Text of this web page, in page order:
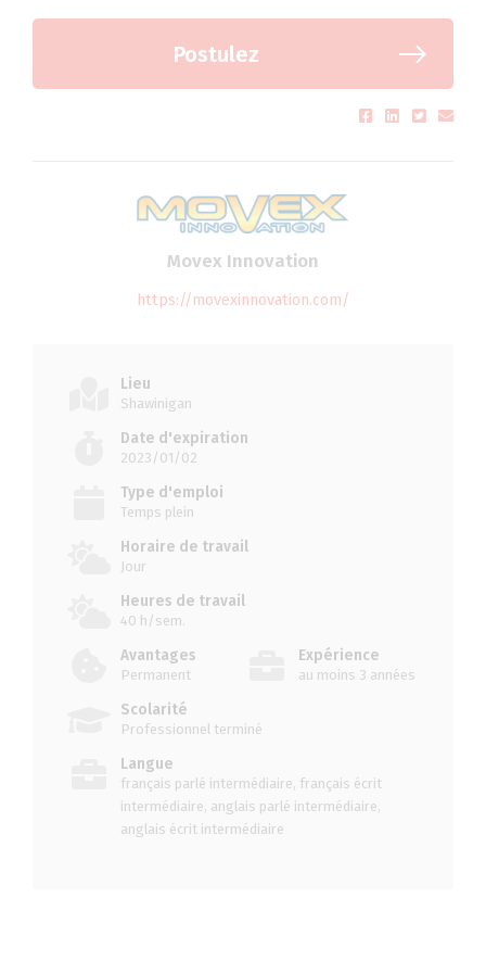
Postulez
Movex Innovation
https://movexinnovation.com/
Lieu
Shawinigan
Date d'expiration
2023/01/02
Type d'emploi
Temps plein
Horaire de travail
Jour
Heures de travail
40 h/sem.
Avantages
Permanent
Expérience
au moins 3 années
Scolarité
Professionnel terminé
Langue
français parlé intermédiaire, français écrit
intermédiaire, anglais parlé intermédiaire,
anglais écrit intermédiaire